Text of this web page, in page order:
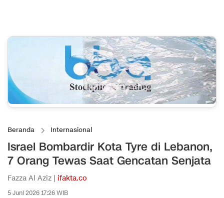
Beranda Internasional
Israel Bombardir Kota Tyre di Lebanon,
7 Orang Tewas Saat Gencatan Senjata
Fazza Al Aziz | ifakta.co
5 Juni 2026 17:26 WIB